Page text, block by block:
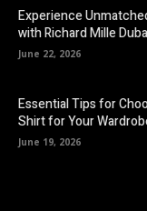
Experience
with Richard Mille
June 22, 2026
Essential Tips for
Shirt for Your
June 19, 2026